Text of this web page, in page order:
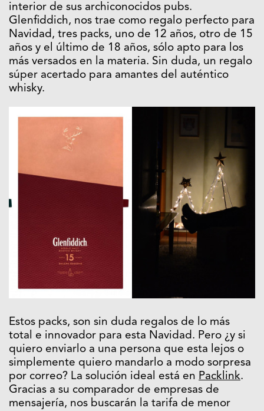
interior de sus archiconocidos pubs.
Glenfiddich, nos trae como regalo perfecto para
Navidad, tres packs, uno de 12 años, otro de 15
años y el último de 18 años, sólo apto para los
más versados en la materia. Sin duda, un regalo
súper acertado para amantes del auténtico
whisky.
Estos packs, son sin duda regalos de lo más
total e innovador para esta Navidad. Pero ¿y si
quiero enviarlo a una persona que esta lejos o
simplemente quiero mandarlo a modo sorpresa
por correo? La solución ideal está en Packlink.
Gracias a su comparador de empresas de
mensajería, nos buscarán la tarifa de menor